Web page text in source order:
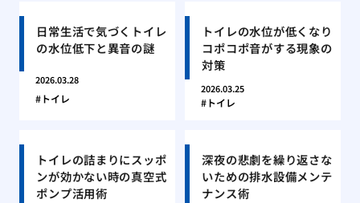
日常生活で気づくトイレ
の水位低下と異音の謎
2026.03.28
トイレ
トイレの水位が低くなり
コポコポ音がする現象の
対策
2026.03.25
トイレ
トイレの詰まりにスッポ
ンが効かない時の真空式
ポンプ活用術
深夜の悲劇を繰り返さな
いための排水設備メンテ
ナンス術